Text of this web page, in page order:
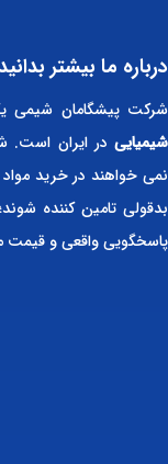
درباره ما بیشتر
شرکت پیشگامان شیمی
شیمیایی در ایران است.
نمی خواهند در خرید
بدقولی تامین کننده
پاسخگویی واقعی و قیمت